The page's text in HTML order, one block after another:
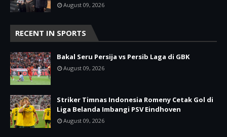
August 09, 2026
RECENT IN SPORTS
Bakal Seru Persija vs Persib Laga di GBK
August 09, 2026
Striker Timnas Indonesia Romeny Cetak Gol di
Liga Belanda Imbangi PSV Eindhoven
August 09, 2026